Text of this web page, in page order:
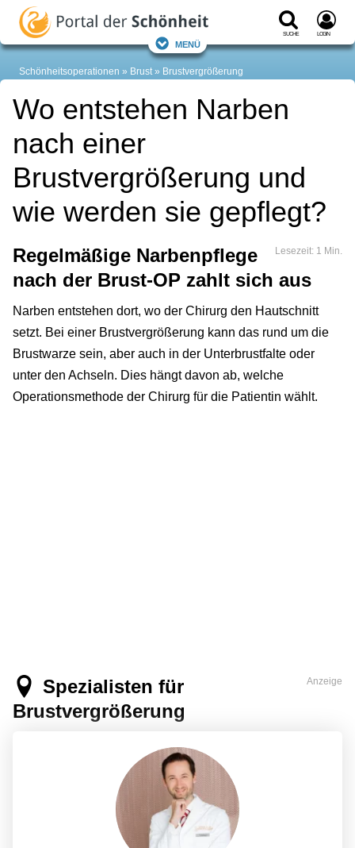
Suche Login
Menü
Schönheitsoperationen Brust Brustvergrößerung
Wo entstehen Narben
nach einer
Brustvergrößerung und
wie werden sie gepflegt?
Lesezeit: 1 Min.
Regelmäßige Narbenpflege
nach der Brust-OP zahlt sich aus
Narben entstehen dort, wo der Chirurg den Hautschnitt
setzt. Bei einer Brustvergrößerung kann das rund um die
Brustwarze sein, aber auch in der Unterbrustfalte oder
unter den Achseln. Dies hängt davon ab, welche
Operationsmethode der Chirurg für die Patientin wählt.
Anzeige
Spezialisten für
Brustvergrößerung